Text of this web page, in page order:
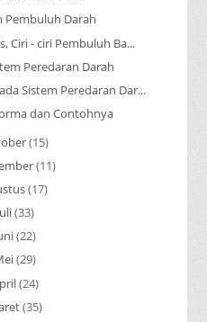
Pembuluh Darah
Ciri - ciri Pembuluh Ba...
Peredaran Darah
Sistem Peredaran Dar...
dan Contohnya
(15)
(11)
(17)
(33)
(22)
(29)
(24)
(35)